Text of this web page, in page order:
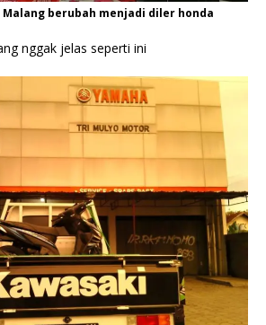
berubah menjadi diler honda
nggak jelas seperti ini